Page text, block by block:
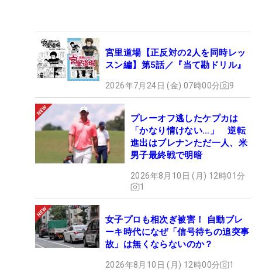
宮里道場【正反対の2人を同時レッ
スン編】第5話／『当て勘ドリル』
2026年7月24日 (金) 07時00分 9
プレーオフ逃したケプカは
「かなり情けない…」 逆転
進出はブレナンただ一人、米
男子最終戦で明暗
2026年8月10日 (月) 12時01分
1
女子プロも相次ぎ被害！ 自動ブレ
ーキ時代になぜ「信号待ちの追突事
故」は無くならないのか？
2026年8月10日 (月) 12時00分 1